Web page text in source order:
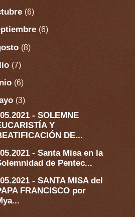
(6)
(6)
(8)
(7)
(6)
(3)
- SOLEMNE
Y
DE...
- Santa Misa en la
de Pentec...
- SANTA MISA del
FRANCISCO por